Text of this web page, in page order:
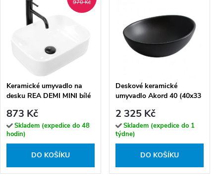
970 Kč
Keramické umyvadlo na
desku REA DEMI MINI bílé
873 Kč
Skladem (expedice do 48
hodin)
DO KOŠÍKU
Deskové keramické
umyvadlo Akord 40 (40x33
2 325 Kč
Skladem (expedice do 1
týdne)
DO KOŠÍKU